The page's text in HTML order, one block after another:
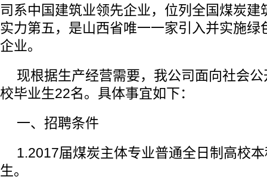
司系中国建筑业领先企业，位列全国煤炭建
实力第五，是山西省唯一一家引入并实施绿
企业。
现根据生产经营需要，我公司面向社会
校毕业生22名。具体事宜如下：
一、招聘条件
1.2017届煤炭主体专业普通全日制高校
生。